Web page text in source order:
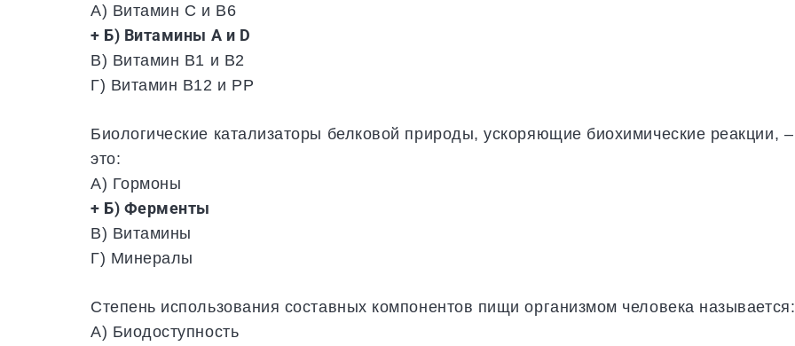
А) Витамин С и В6
+ Б) Витамины А и D
В) Витамин В1 и В2
Г) Витамин В12 и РР
Биологические катализаторы белковой природы, ускоряющие биохимические реакции, –
это:
А) Гормоны
+ Б) Ферменты
В) Витамины
Г) Минералы
Степень использования составных компонентов пищи организмом человека называется:
А) Биодоступность